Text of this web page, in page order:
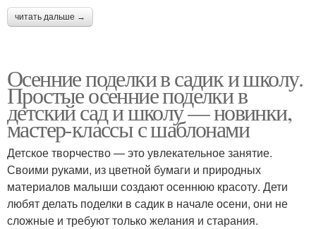
читать дальше →
Осенние поделки в садик и школу.
Простые осенние поделки в
детский сад и школу — новинки,
мастер-классы с шаблонами
Детское творчество — это увлекательное занятие.
Своими руками, из цветной бумаги и природных
материалов малыши создают осеннюю красоту. Дети
любят делать поделки в садик в начале осени, они не
сложные и требуют только желания и старания.